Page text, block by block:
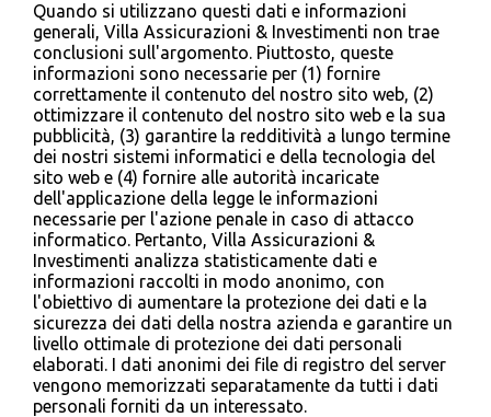
Quando si utilizzano questi dati e informazioni
generali, Villa Assicurazioni & Investimenti non trae
conclusioni sull'argomento. Piuttosto, queste
informazioni sono necessarie per (1) fornire
correttamente il contenuto del nostro sito web, (2)
ottimizzare il contenuto del nostro sito web e la sua
pubblicità, (3) garantire la redditività a lungo termine
dei nostri sistemi informatici e della tecnologia del
sito web e (4) fornire alle autorità incaricate
dell'applicazione della legge le informazioni
necessarie per l'azione penale in caso di attacco
informatico. Pertanto, Villa Assicurazioni &
Investimenti analizza statisticamente dati e
informazioni raccolti in modo anonimo, con
l'obiettivo di aumentare la protezione dei dati e la
sicurezza dei dati della nostra azienda e garantire un
livello ottimale di protezione dei dati personali
elaborati. I dati anonimi dei file di registro del server
vengono memorizzati separatamente da tutti i dati
personali forniti da un interessato.